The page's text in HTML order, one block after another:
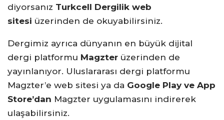
diyorsanız Turkcell Dergilik web
sitesi üzerinden de okuyabilirsiniz.
Dergimiz ayrıca dünyanın en büyük dijital
dergi platformu Magzter üzerinden de
yayınlanıyor. Uluslararası dergi platformu
Magzter’e web sitesi ya da Google Play ve App
Store’dan Magzter uygulamasını indirerek
ulaşabilirsiniz.